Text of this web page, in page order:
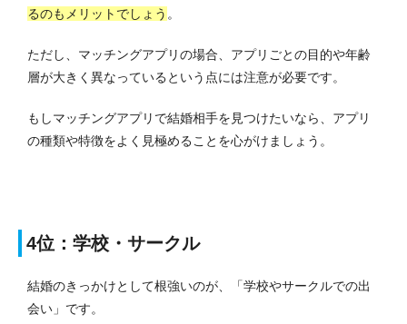
るのもメリットでしょう 。
ただし、マッチングアプリの場合、アプリごとの目的や年齢
層が大きく異なっているという点には注意が必要です。
もしマッチングアプリで結婚相手を見つけたいなら、アプリ
の種類や特徴をよく見極めることを心がけましょう。
4位：学校・サークル
結婚のきっかけとして根強いのが、「学校やサークルでの出
会い」です。